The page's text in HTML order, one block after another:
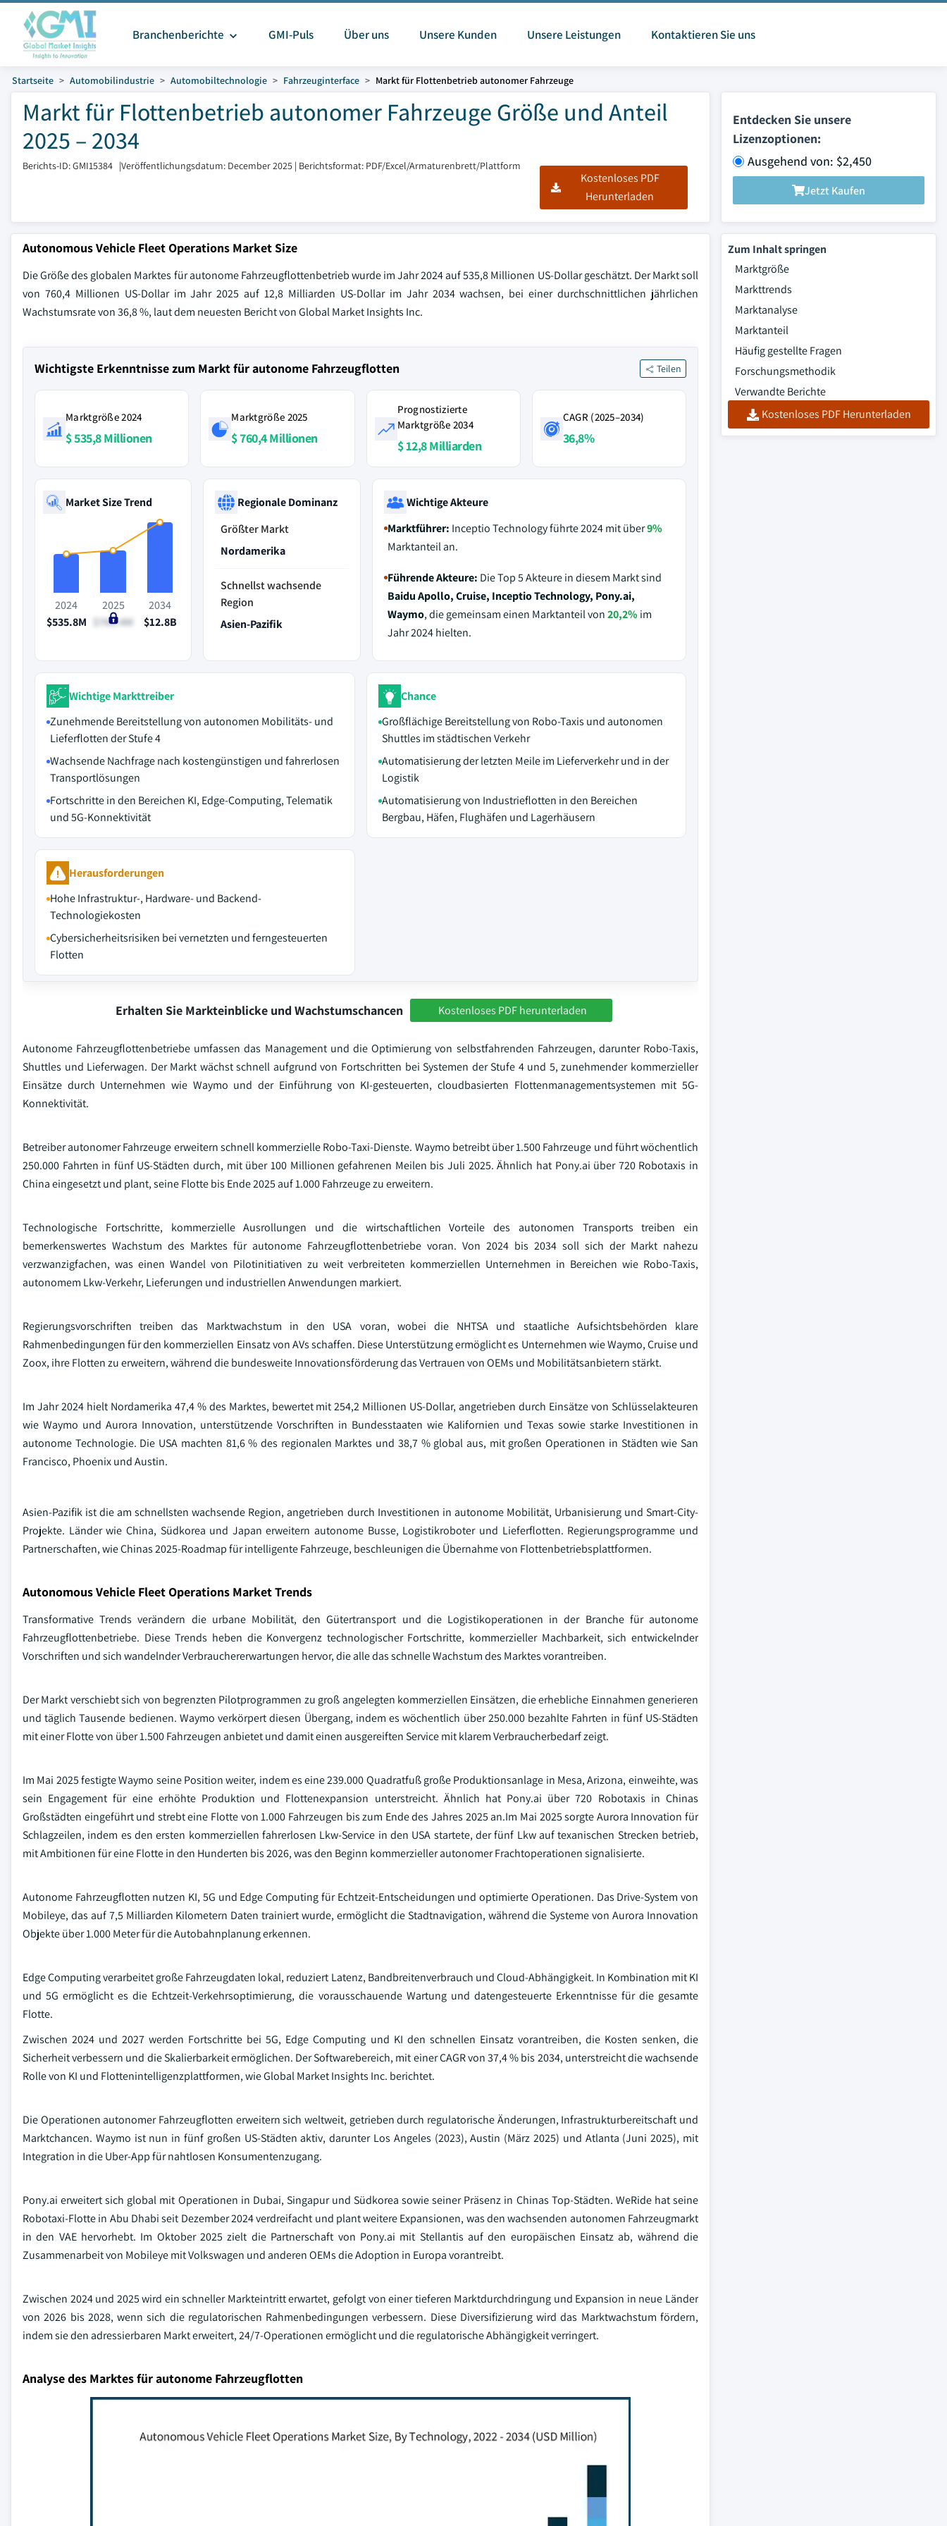
Branchenberichte GMI-Puls Über uns Unsere Kunden Unsere Leistungen Kontaktieren Sie uns
Startseite Automobilindustrie Automobiltechnologie Fahrzeuginterface Markt für Flottenbetrieb autonomer Fahrzeuge
Markt für Flottenbetrieb autonomer Fahrzeuge Größe und Anteil
2025 – 2034
Berichts-ID: GMI15384 |Veröffentlichungsdatum: December 2025 | Berichtsformat: PDF/Excel/Armaturenbrett/Plattform
Kostenloses PDF
Herunterladen
Entdecken Sie unsere
Lizenzoptionen:
Ausgehend von: $2,450
Jetzt Kaufen
Autonomous Vehicle Fleet Operations Market Size
Die Größe des globalen Marktes für autonome Fahrzeugflottenbetrieb wurde im Jahr 2024 auf 535,8 Millionen US-Dollar geschätzt. Der Markt soll
von 760,4 Millionen US-Dollar im Jahr 2025 auf 12,8 Milliarden US-Dollar im Jahr 2034 wachsen, bei einer durchschnittlichen jährlichen
Wachstumsrate von 36,8 %, laut dem neuesten Bericht von Global Market Insights Inc.
Wichtigste Erkenntnisse zum Markt für autonome Fahrzeugflotten Teilen
Marktgröße 2024
$ 535,8 Millionen
Marktgröße 2025
$ 760,4 Millionen
Prognostizierte
Marktgröße 2034
$ 12,8 Milliarden
CAGR (2025–2034)
36,8%
Market Size Trend
2024
$535.8M
2025
$760.4M
2034
$12.8B
Regionale Dominanz
Größter Markt
Nordamerika
Schnellst wachsende
Region
Asien-Pazifik
Wichtige Akteure
Marktführer: Inceptio Technology führte 2024 mit über9%
Marktanteil an.
Führende Akteure: Die Top 5 Akteure in diesem Markt sind
Baidu Apollo, Cruise, Inceptio Technology, Pony.ai,
Waymo, die gemeinsam einen Marktanteil von20,2% im
Jahr 2024 hielten.
Wichtige Markttreiber
Zunehmende Bereitstellung von autonomen Mobilitäts- und
Lieferflotten der Stufe 4
Wachsende Nachfrage nach kostengünstigen und fahrerlosen
Transportlösungen
Fortschritte in den Bereichen KI, Edge-Computing, Telematik
und 5G-Konnektivität
Chance
Großflächige Bereitstellung von Robo-Taxis und autonomen
Shuttles im städtischen Verkehr
Automatisierung der letzten Meile im Lieferverkehr und in der
Logistik
Automatisierung von Industrieflotten in den Bereichen
Bergbau, Häfen, Flughäfen und Lagerhäusern
Herausforderungen
Hohe Infrastruktur-, Hardware- und Backend-
Technologiekosten
Cybersicherheitsrisiken bei vernetzten und ferngesteuerten
Flotten
Erhalten Sie Markteinblicke und Wachstumschancen Kostenloses PDF herunterladen
Autonome Fahrzeugflottenbetriebe umfassen das Management und die Optimierung von selbstfahrenden Fahrzeugen, darunter Robo-Taxis,
Shuttles und Lieferwagen. Der Markt wächst schnell aufgrund von Fortschritten bei Systemen der Stufe 4 und 5, zunehmender kommerzieller
Einsätze durch Unternehmen wie Waymo und der Einführung von KI-gesteuerten, cloudbasierten Flottenmanagementsystemen mit 5G-
Konnektivität.
Betreiber autonomer Fahrzeuge erweitern schnell kommerzielle Robo-Taxi-Dienste. Waymo betreibt über 1.500 Fahrzeuge und führt wöchentlich
250.000 Fahrten in fünf US-Städten durch, mit über 100 Millionen gefahrenen Meilen bis Juli 2025. Ähnlich hat Pony.ai über 720 Robotaxis in
China eingesetzt und plant, seine Flotte bis Ende 2025 auf 1.000 Fahrzeuge zu erweitern.
Technologische Fortschritte, kommerzielle Ausrollungen und die wirtschaftlichen Vorteile des autonomen Transports treiben ein
bemerkenswertes Wachstum des Marktes für autonome Fahrzeugflottenbetriebe voran. Von 2024 bis 2034 soll sich der Markt nahezu
verzwanzigfachen, was einen Wandel von Pilotinitiativen zu weit verbreiteten kommerziellen Unternehmen in Bereichen wie Robo-Taxis,
autonomem Lkw-Verkehr, Lieferungen und industriellen Anwendungen markiert.
Regierungsvorschriften treiben das Marktwachstum in den USA voran, wobei die NHTSA und staatliche Aufsichtsbehörden klare
Rahmenbedingungen für den kommerziellen Einsatz von AVs schaffen. Diese Unterstützung ermöglicht es Unternehmen wie Waymo, Cruise und
Zoox, ihre Flotten zu erweitern, während die bundesweite Innovationsförderung das Vertrauen von OEMs und Mobilitätsanbietern stärkt.
Im Jahr 2024 hielt Nordamerika 47,4 % des Marktes, bewertet mit 254,2 Millionen US-Dollar, angetrieben durch Einsätze von Schlüsselakteuren
wie Waymo und Aurora Innovation, unterstützende Vorschriften in Bundesstaaten wie Kalifornien und Texas sowie starke Investitionen in
autonome Technologie. Die USA machten 81,6 % des regionalen Marktes und 38,7 % global aus, mit großen Operationen in Städten wie San
Francisco, Phoenix und Austin.
Asien-Pazifik ist die am schnellsten wachsende Region, angetrieben durch Investitionen in autonome Mobilität, Urbanisierung und Smart-City-
Projekte. Länder wie China, Südkorea und Japan erweitern autonome Busse, Logistikroboter und Lieferflotten. Regierungsprogramme und
Partnerschaften, wie Chinas 2025-Roadmap für intelligente Fahrzeuge, beschleunigen die Übernahme von Flottenbetriebsplattformen.
Autonomous Vehicle Fleet Operations Market Trends
Transformative Trends verändern die urbane Mobilität, den Gütertransport und die Logistikoperationen in der Branche für autonome
Fahrzeugflottenbetriebe. Diese Trends heben die Konvergenz technologischer Fortschritte, kommerzieller Machbarkeit, sich entwickelnder
Vorschriften und sich wandelnder Verbrauchererwartungen hervor, die alle das schnelle Wachstum des Marktes vorantreiben.
Der Markt verschiebt sich von begrenzten Pilotprogrammen zu groß angelegten kommerziellen Einsätzen, die erhebliche Einnahmen generieren
und täglich Tausende bedienen. Waymo verkörpert diesen Übergang, indem es wöchentlich über 250.000 bezahlte Fahrten in fünf US-Städten
mit einer Flotte von über 1.500 Fahrzeugen anbietet und damit einen ausgereiften Service mit klarem Verbraucherbedarf zeigt.
Im Mai 2025 festigte Waymo seine Position weiter, indem es eine 239.000 Quadratfuß große Produktionsanlage in Mesa, Arizona, einweihte, was
sein Engagement für eine erhöhte Produktion und Flottenexpansion unterstreicht. Ähnlich hat Pony.ai über 720 Robotaxis in Chinas
Großstädten eingeführt und strebt eine Flotte von 1.000 Fahrzeugen bis zum Ende des Jahres 2025 an.Im Mai 2025 sorgte Aurora Innovation für
Schlagzeilen, indem es den ersten kommerziellen fahrerlosen Lkw-Service in den USA startete, der fünf Lkw auf texanischen Strecken betrieb,
mit Ambitionen für eine Flotte in den Hunderten bis 2026, was den Beginn kommerzieller autonomer Frachtoperationen signalisierte.
Autonome Fahrzeugflotten nutzen KI, 5G und Edge Computing für Echtzeit-Entscheidungen und optimierte Operationen. Das Drive-System von
Mobileye, das auf 7,5 Milliarden Kilometern Daten trainiert wurde, ermöglicht die Stadtnavigation, während die Systeme von Aurora Innovation
Objekte über 1.000 Meter für die Autobahnplanung erkennen.
Edge Computing verarbeitet große Fahrzeugdaten lokal, reduziert Latenz, Bandbreitenverbrauch und Cloud-Abhängigkeit. In Kombination mit KI
und 5G ermöglicht es die Echtzeit-Verkehrsoptimierung, die vorausschauende Wartung und datengesteuerte Erkenntnisse für die gesamte
Flotte.
Zwischen 2024 und 2027 werden Fortschritte bei 5G, Edge Computing und KI den schnellen Einsatz vorantreiben, die Kosten senken, die
Sicherheit verbessern und die Skalierbarkeit ermöglichen. Der Softwarebereich, mit einer CAGR von 37,4 % bis 2034, unterstreicht die wachsende
Rolle von KI und Flottenintelligenzplattformen, wie Global Market Insights Inc. berichtet.
Die Operationen autonomer Fahrzeugflotten erweitern sich weltweit, getrieben durch regulatorische Änderungen, Infrastrukturbereitschaft und
Marktchancen. Waymo ist nun in fünf großen US-Städten aktiv, darunter Los Angeles (2023), Austin (März 2025) und Atlanta (Juni 2025), mit
Integration in die Uber-App für nahtlosen Konsumentenzugang.
Pony.ai erweitert sich global mit Operationen in Dubai, Singapur und Südkorea sowie seiner Präsenz in Chinas Top-Städten. WeRide hat seine
Robotaxi-Flotte in Abu Dhabi seit Dezember 2024 verdreifacht und plant weitere Expansionen, was den wachsenden autonomen Fahrzeugmarkt
in den VAE hervorhebt. Im Oktober 2025 zielt die Partnerschaft von Pony.ai mit Stellantis auf den europäischen Einsatz ab, während die
Zusammenarbeit von Mobileye mit Volkswagen und anderen OEMs die Adoption in Europa vorantreibt.
Zwischen 2024 und 2025 wird ein schneller Markteintritt erwartet, gefolgt von einer tieferen Marktdurchdringung und Expansion in neue Länder
von 2026 bis 2028, wenn sich die regulatorischen Rahmenbedingungen verbessern. Diese Diversifizierung wird das Marktwachstum fördern,
indem sie den adressierbaren Markt erweitert, 24/7-Operationen ermöglicht und die regulatorische Abhängigkeit verringert.
Analyse des Marktes für autonome Fahrzeugflotten
Zum Inhalt springen
Marktgröße
Markttrends
Marktanalyse
Marktanteil
Häufig gestellte Fragen
Forschungsmethodik
Verwandte Berichte
Kostenloses PDF Herunterladen